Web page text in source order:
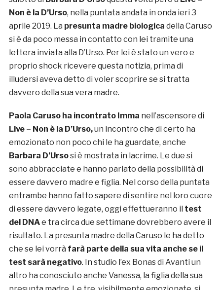
Non è la D’Urso, nella puntata andata in onda ieri 3
aprile 2019. La presunta madre biologica della Caruso
si è da poco messa in contatto con lei tramite una
lettera inviata alla D’Urso. Per lei è stato un vero e
proprio shock ricevere questa notizia, prima di
illudersi aveva detto di voler scoprire se si tratta
davvero della sua vera madre.
Paola Caruso ha incontrato Imma nell’ascensore di
Live – Non è la D’Urso,un incontro che di certo ha
emozionato non poco chi le ha guardate, anche
Barbara D’Ursosi è mostrata in lacrime. Le due si
sono abbracciate e hanno parlato della possibilità di
essere davvero madre e figlia. Nel corso della puntata
entrambe hanno fatto sapere di sentire nel loro cuore
di essere davvero legate, oggi effettueranno il test
del DNAe tra circa due settimane dovrebbero avere il
risultato. La presunta madre della Caruso le ha detto
che se lei vorrà farà parte della sua vita anche se il
test sarà negativo. In studio l’ex Bonas di Avanti un
altro ha conosciuto anche Vanessa, la figlia della sua